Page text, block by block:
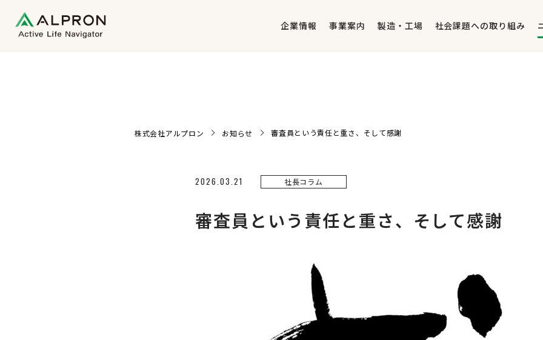
企業情報 事業案内 製造・工場 社会課題への取り組み
株式会社アルプロン お知らせ 審査員という責任と重さ、そして感謝
2026.03.21 社長コラム
審査員という責任と重さ、そして感謝